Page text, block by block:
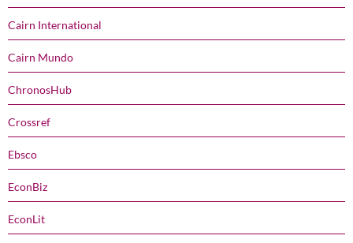
Cairn International
Cairn Mundo
ChronosHub
Crossref
Ebsco
EconBiz
EconLit